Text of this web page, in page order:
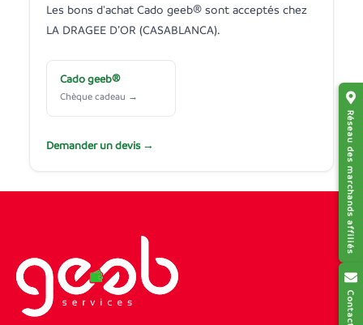
Réseau des marchands affiliés
Les bons d'achat Cado geeb® sont acceptés chez
LA DRAGEE D’OR (CASABLANCA).
Cado geeb®
Chèque cadeau →
Demander un devis →